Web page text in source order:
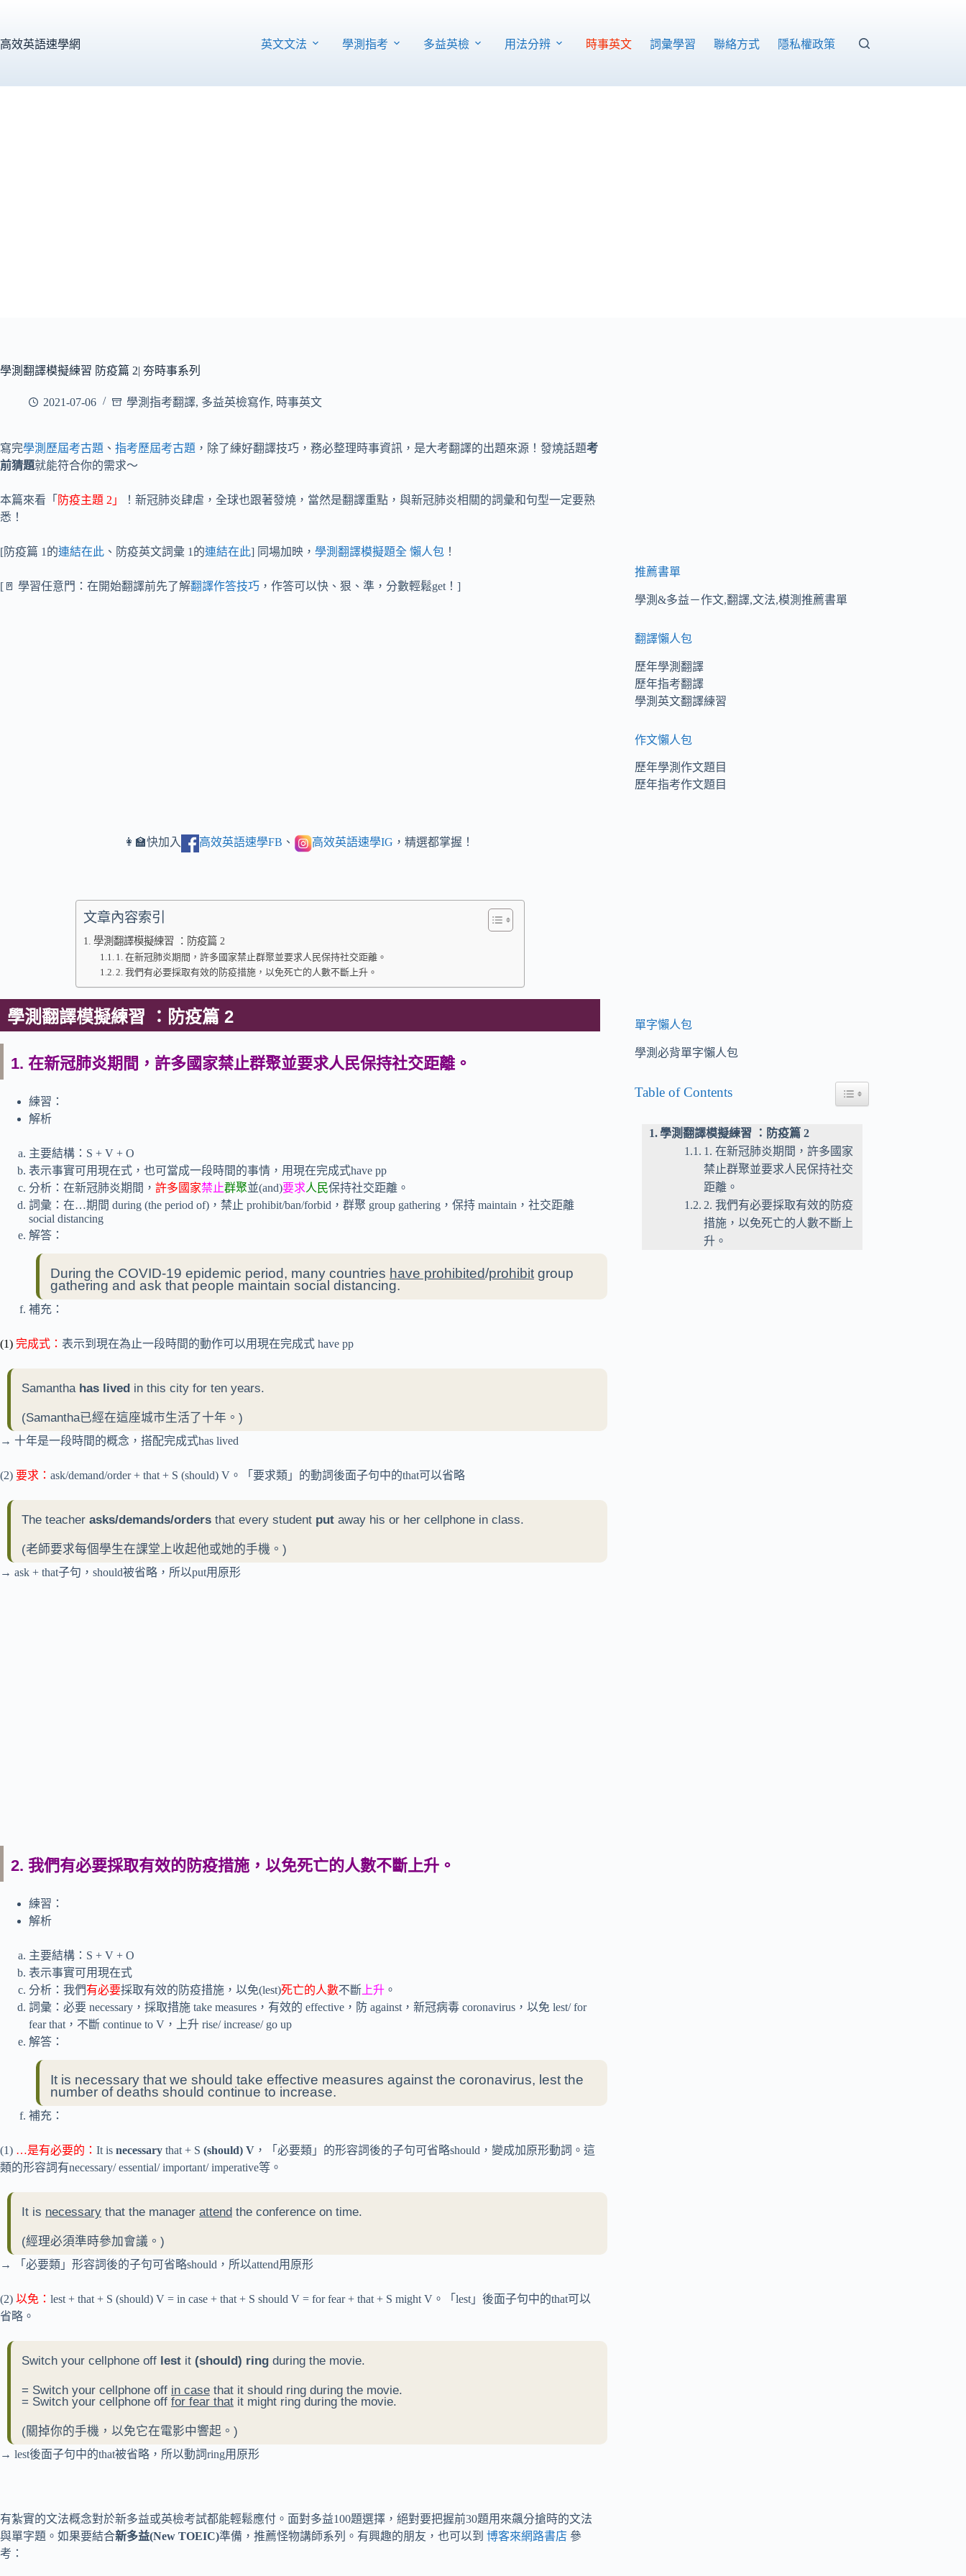
主
高效英語速學網 英文文法 學測指考 多益英檢 用法分辨 時事英文 詞彙學習 聯絡方式 隱私權政策
學測翻譯模擬練習 防疫篇 2| 夯時事系列
2021-07-06 學測指考翻譯, 多益英檢寫作, 時事英文
寫完學測歷屆考古題 、 指考歷屆考古題 ，除了練好翻譯技巧，務必整理時事資訊，是大考翻譯的出題來源！發燒話題考
前猜題就能符合你的需求～
本篇來看「 防疫主題 2」
！新冠肺炎肆虐，全球也跟著發燒，當然是翻譯重點，與新冠肺炎相關的詞彙和句型一定要熟
悉！
[防疫篇 1的連結在此 、防疫英文詞彙 1的連結在此] 同場加映， 學測翻譯模擬題全 懶人包 ！
[🚪 學習任意門：在開始翻譯前先了解翻譯作答技巧 ，作答可以快、狠、準，分數輕鬆get！]
👩‍🏫快加入 高效英語速學FB 、 高效英語速學IG ，精選都掌握！
文章內容索引
學測翻譯模擬練習 ：防疫篇 2
1. 在新冠肺炎期間，許多國家禁止群聚並要求人民保持社交距離。
2. 我們有必要採取有效的防疫措施，以免死亡的人數不斷上升。
學測翻譯模擬練習 ：防疫篇 2
1. 在新冠肺炎期間，許多國家禁止群聚並要求人民保持社交距離。
練習：
解析
主要結構：S + V + O
表示事實可用現在式，也可當成一段時間的事情，用現在完成式have pp
分析：在新冠肺炎期間， 許多國家禁止群聚並(and)要求人民保持社交距離。
詞彙：在…期間 during (the period of)，禁止 prohibit/ban/forbid，群聚 group gathering，保持 maintain，社交距離
social distancing
解答：
During the COVID-19 epidemic period, many countries have prohibited/prohibit group
gathering and ask that people maintain social distancing.
補充：
(1) 完成式： 表示到現在為止一段時間的動作可以用現在完成式 have pp
Samantha has lived in this city for ten years.
(Samantha已經在這座城市生活了十年。)
→ 十年是一段時間的概念，搭配完成式has lived
(2) 要求： ask/demand/order + that + S (should) V。「要求類」的動詞後面子句中的that可以省略
The teacher asks/demands/orders that every student put away his or her cellphone in class.
(老師要求每個學生在課堂上收起他或她的手機。)
→ ask + that子句，should被省略，所以put用原形
2. 我們有必要採取有效的防疫措施，以免死亡的人數不斷上升。
練習：
解析
主要結構：S + V + O
表示事實可用現在式
分析：我們有必要採取有效的防疫措施，以免(lest)死亡的人數不斷 上升 。
詞彙：必要 necessary，採取措施 take measures，有效的 effective，防 against，新冠病毒 coronavirus，以免 lest/ for
fear that，不斷 continue to V，上升 rise/ increase/ go up
解答：
It is necessary that we should take effective measures against the coronavirus, lest the
number of deaths should continue to increase.
補充：
(1) …是有必要的： It is necessary that + S (should) V ，「必要類」的形容詞後的子句可省略should，變成加原形動詞。這
類的形容詞有necessary/ essential/ important/ imperative等。
It is necessary that the manager attend the conference on time.
(經理必須準時參加會議。)
→ 「必要類」形容詞後的子句可省略should，所以attend用原形
(2) 以免： lest + that + S (should) V = in case + that + S should V = for fear + that + S might V。「lest」後面子句中的that可以
省略。
Switch your cellphone off lest it (should) ring during the movie.
= Switch your cellphone off in case that it should ring during the movie.
= Switch your cellphone off for fear that it might ring during the movie.
(關掉你的手機，以免它在電影中響起。)
→ lest後面子句中的that被省略，所以動詞ring用原形
有紮實的文法概念對於新多益或英檢考試都能輕鬆應付。面對多益100題選擇，絕對要把握前30題用來飆分搶時的文法
與單字題。如果要結合新多益(New TOEIC)準備，推薦怪物講師系列。有興趣的朋友，也可以到 博客來網路書店 參
考：
推薦書單
學測&多益－作文,翻譯,文法,模測推薦書單
翻譯懶人包
歷年學測翻譯
歷年指考翻譯
學測英文翻譯練習
作文懶人包
歷年學測作文題目
歷年指考作文題目
單字懶人包
學測必背單字懶人包
Table of Contents Toggle Table of Content
學測翻譯模擬練習 ：防疫篇 2
1. 在新冠肺炎期間，許多國家
禁止群聚並要求人民保持社交
距離。
2. 我們有必要採取有效的防疫
措施，以免死亡的人數不斷上
升。